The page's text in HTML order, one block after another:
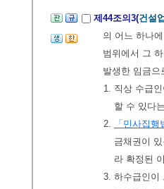
제44조의3(건설
의 어느 하나
범위에서 그
발생한 임금
1. 직상 수급
할 수 있다
2.
「민사집행
금채권이
라 확정된
3. 하수급인이